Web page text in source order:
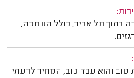
בתוך תל אביב, כולל העמסה,
טוב והוא עבד טוב, המחיר לדעתי